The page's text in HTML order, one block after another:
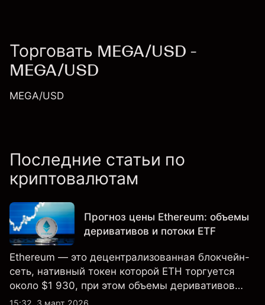
Торговать MEGA/USD -
MEGA/USD
MEGA/USD
Последние статьи по
криптовалютам
Прогноз цены Ethereum: объемы
деривативов и потоки ETF
Ethereum — это децентрализованная блокчейн-
сеть, нативный токен которой ETH торгуется
около $1 930, при этом объемы деривативов
превышают спотовую активность, а спотовые
15:32, 3 март 2026